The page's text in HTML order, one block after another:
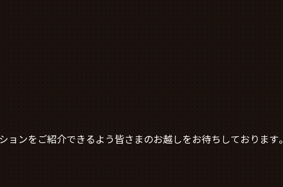
ンをご紹介できるよう皆さまのお越しをお待ちしております。